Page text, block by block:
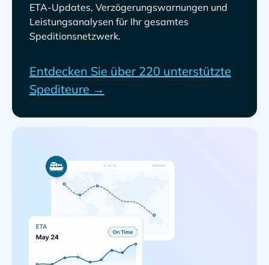
ETA-Updates, Verzögerungswarnungen und
Leistungsanalysen für Ihr gesamtes
Speditionsnetzwerk.
Entdecken Sie über 220 unterstützte
Spediteure →